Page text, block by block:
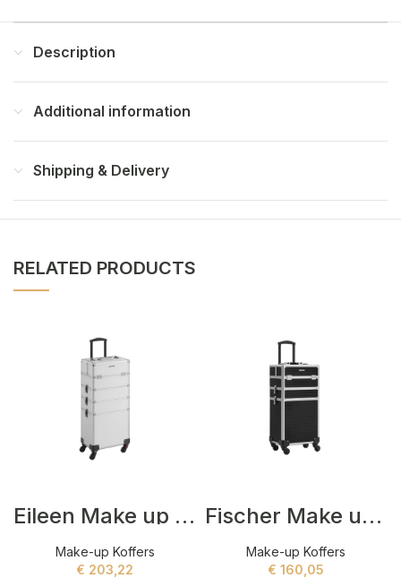
Description
Additional information
Shipping & Delivery
RELATED PRODUCTS
Eileen Make up Koffers Zilver
Make-up Koffers
€ 203,22
Fischer Make up Koffers Zwart
Make-up Koffers
€ 160,05